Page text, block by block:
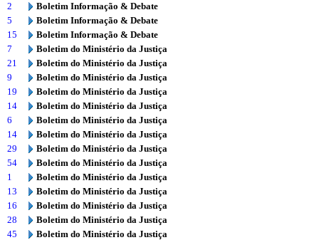
2
Boletim Informação & Debate
5
Boletim Informação & Debate
15
Boletim Informação & Debate
7
Boletim do Ministério da Justiça
21
Boletim do Ministério da Justiça
9
Boletim do Ministério da Justiça
19
Boletim do Ministério da Justiça
14
Boletim do Ministério da Justiça
6
Boletim do Ministério da Justiça
14
Boletim do Ministério da Justiça
29
Boletim do Ministério da Justiça
54
Boletim do Ministério da Justiça
1
Boletim do Ministério da Justiça
13
Boletim do Ministério da Justiça
16
Boletim do Ministério da Justiça
28
Boletim do Ministério da Justiça
45
Boletim do Ministério da Justiça